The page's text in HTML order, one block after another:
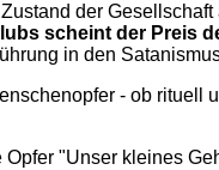
der Gesellschaft
scheint der Preis
in den
- ob rituell
"Unser kleines